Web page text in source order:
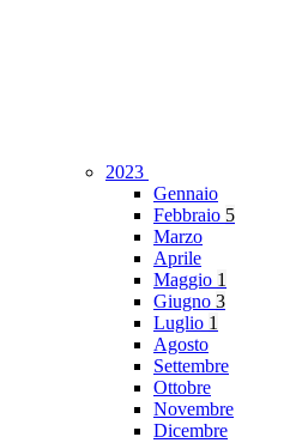
2023
Gennaio
Febbraio 5
Marzo
Aprile
Maggio 1
Giugno 3
Luglio 1
Agosto
Settembre
Ottobre
Novembre
Dicembre